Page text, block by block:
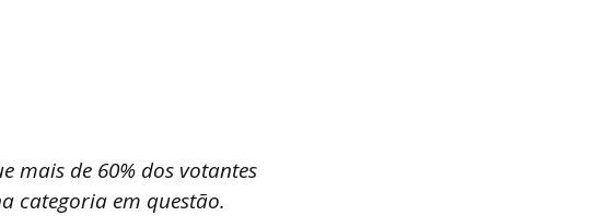
mais de 60% dos votantes
categoria em questão.